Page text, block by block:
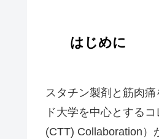
はじめに
スタチン製剤と筋肉
ド大学を中心とする
(CTT) Collaboration）